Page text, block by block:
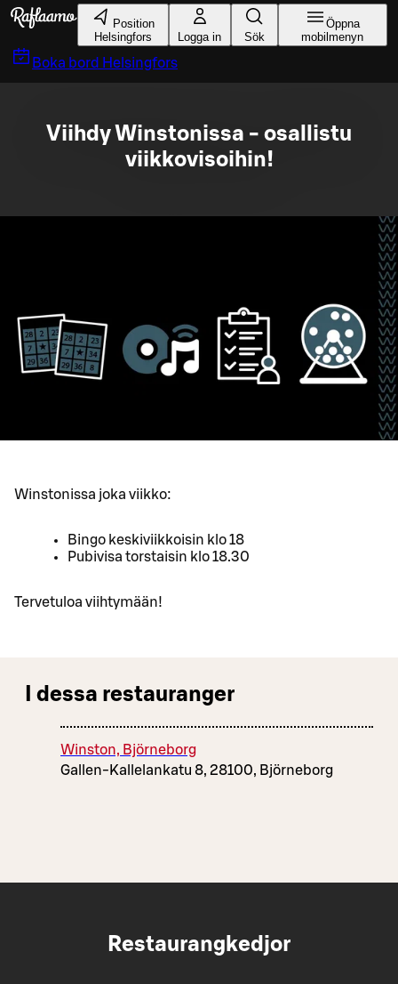
Gå till huvudinnehållet
Position
Helsingfors
Logga in Sök
Öppna
mobilmenyn
Boka bord Helsingfors
Viihdy Winstonissa - osallistu
viikkovisoihin!
Winstonissa joka viikko:
Bingo keskiviikkoisin klo 18
Pubivisa torstaisin klo 18.30
Tervetuloa viihtymään!
I dessa restauranger
Winston, Björneborg
Gallen-Kallelankatu 8, 28100, Björneborg
Restaurangkedjor